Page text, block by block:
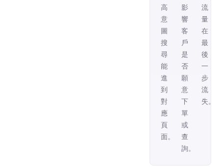
高
意
圖
搜
尋
能
進
到
對
應
頁
面。
影
響
客
戶
是
否
願
意
下
單
或
查
詢。
流
量
在
最
後
一
步
流
失。